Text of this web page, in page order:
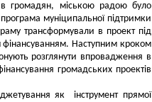
громадян, міською радою було
муніципальної підтримки
трансформували в проект під
Наступним кроком
розглянути впровадження в
громадських проектів
як інструмент прямої